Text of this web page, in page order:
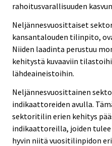
rahoitusvarallisuuden
Neljännesvuosittaiset
kansantalouden tilinpito,
Niiden laadinta perustuu
kehitystä kuvaaviin
lähdeaineistoihin.
Neljännesvuosittainen
indikaattoreiden avulla.
sektoritilin erien kehitys
indikaattoreilla, joiden
hyvin niitä vuositilinpidon